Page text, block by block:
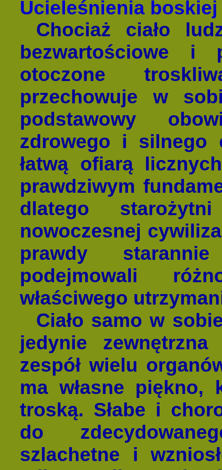
Ucieleśnienia
Chociaż ciało
bezwartościowe i
otoczone
przechowuje w
podstawowy
zdrowego i silnego
łatwą ofiarą
prawdziwym
dlatego
nowoczesnej
prawdy
podejmowali
właściwego
Ciało samo w
jedynie
zespół wielu
ma własne
troską. Słabe i
do
szlachetne i